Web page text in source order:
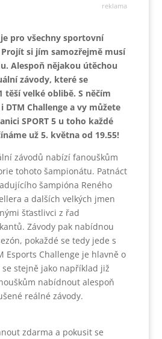
reklama
pro všechny sportovní
si jím samozřejmě musí
Alespoň nějakou útěchou
závody, které se
těší velké oblibě. S něčím
Challenge a vy můžete
SPORT 5 u toho každé
už 5. května od 19.55!
závodů nabízí fanouškům
tohoto šampionátu. Patnáct
šampióna Reného
a dalších velkých jmen
šťastlivci z řad
Závody pak nabídnou
pokaždé se tedy jede s
Esports Challenge je hlavně o
stejně jako například již
nabídnout alespoň
reálné závody.
zdarma a pokusit se